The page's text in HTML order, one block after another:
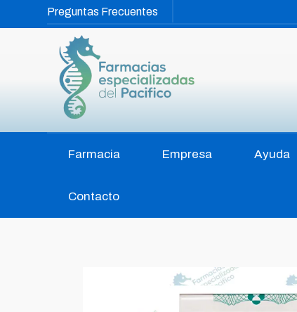
Preguntas Frecuentes
Farmacia Empresa Ayuda
Contacto